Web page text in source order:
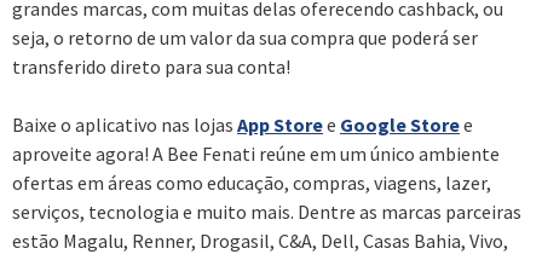
grandes marcas, com muitas delas oferecendo cashback, ou
seja, o retorno de um valor da sua compra que poderá ser
transferido direto para sua conta!
Baixe o aplicativo nas lojas App Storee Google Storee
aproveite agora! A Bee Fenati reúne em um único ambiente
ofertas em áreas como educação, compras, viagens, lazer,
serviços, tecnologia e muito mais. Dentre as marcas parceiras
estão Magalu, Renner, Drogasil, C&A, Dell, Casas Bahia, Vivo,